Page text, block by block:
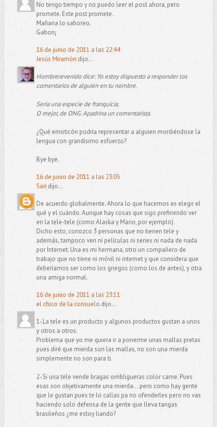
No tengo tiempo y no puedo leer el post ahora, pero
promete. Este post promete.
Mañana lo saboreo.
Gabon¡
16 de junio de 2011 a las 22:44
Jesús Miramón dijo...
Hombrerevenido dice: Yo estoy dispuesto a responder los
comentarios de alguien en tu nombre.
Sería una especie de franquicia.
O mejor, de ONG. Apadrina un comentarista.
¿Qué emoticón podría representar a alguien mordiéndose la
lengua con grandísimo esfuerzo?
Bye bye.
16 de junio de 2011 a las 23:05
Sari dijo...
De acuerdo globalmente. Ahora lo que hacemos es elegir el
qué y el cuándo. Aunque hay cosas que sigo prefiriendo ver
en la tele-tele (como Alaska y Mario, por ejemplo).
Dicho esto, conozco 3 personas que no tienen tele y
además, tampoco ven ni películas ni series ni nada de nada
por Internet. Una es mi hermana, otro un compañero de
trabajo que no tiene ni móvil ni internet y que considera que
deberíamos ser como los griegos (como los de antes), y otra
una amiga normal.
16 de junio de 2011 a las 23:11
el chico de la consuelo dijo...
1-.La tele es un producto y algunos productos gustan a unos
y otros a otros.
Problema que yo me quiera ir a ponerme unas mallas pretas
pues diré que mierda son las mallas, no son una mierda
simplemente no son para ti.
2-.Si una tele vende bragas ombligueras color carne. Pues
esas son objetivamente una mierda... pero como hay gente
que le gustan pues te lo callas pa no ofenderles pero no vas
haciendo solo defensa de la gente que lleva tangas
brasileños ¿me estoy liando?